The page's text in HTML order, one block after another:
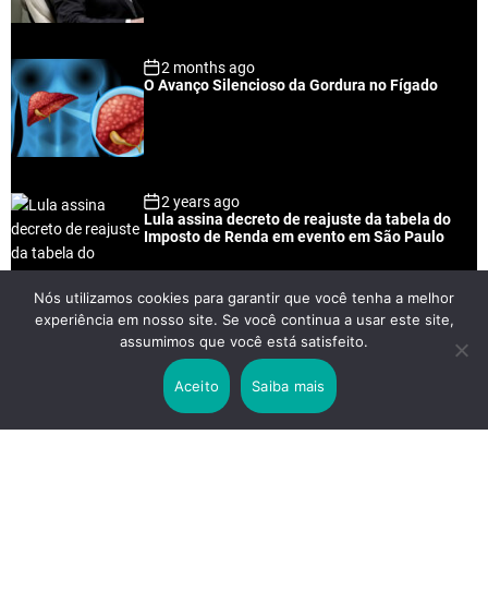
r
2 months ago
O Avanço Silencioso da Gordura no Fígado
2 years ago
Lula assina decreto de reajuste da tabela do
Imposto de Renda em evento em São Paulo
2 years ago
Lei Rouanet e Petrobras financiam evento em
que Lula pediu votos para Boulos
Nós utilizamos cookies para garantir que você tenha a melhor
experiência em nosso site. Se você continua a usar este site,
assumimos que você está satisfeito.
Aceito Saiba mais